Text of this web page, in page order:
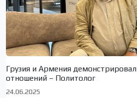
Грузия и Армения
отношений – Политолог
24.06.2025